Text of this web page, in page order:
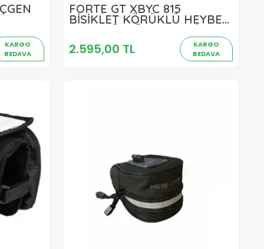
KARGO
BEDAVA
FORTE GT XBYC 815
BİSİKLET KÖRÜKLÜ HEYBE
BAGAJ ÜSTÜ ÇANTA SİYAH
2.595,00 TL
KARGO
BEDAVA
2.595,00 TL